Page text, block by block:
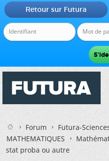
Retour sur Futura
Forum
Futura-
MATHEMATIQUES
stat proba ou autre